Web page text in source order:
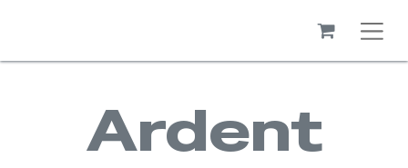
Ardent